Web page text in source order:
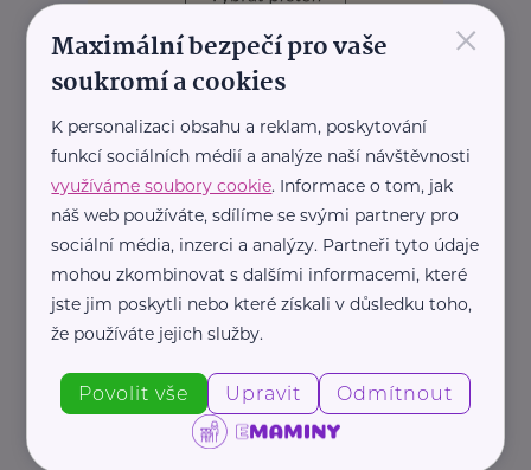
REKLAMA ×
Maximální bezpečí pro vaše
soukromí a cookies
K personalizaci obsahu a reklam, poskytování
funkcí sociálních médií a analýze naší návštěvnosti
využíváme soubory cookie. Informace o tom, jak
náš web používáte, sdílíme se svými partnery pro
sociální média, inzerci a analýzy. Partneři tyto údaje
mohou zkombinovat s dalšími informacemi, které
jste jim poskytli nebo které získali v důsledku toho,
že používáte jejich služby.
Povolit vše Upravit Odmítnout